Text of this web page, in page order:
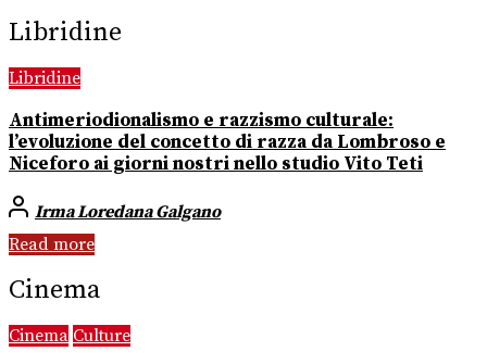
Libridine
Libridine
Antimeriodionalismo e razzismo culturale:
l’evoluzione del concetto di razza da Lombroso e
Niceforo ai giorni nostri nello studio Vito Teti
Irma Loredana Galgano
Read more
Cinema
Cinema Culture